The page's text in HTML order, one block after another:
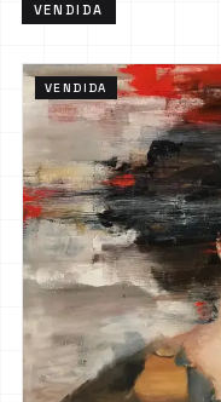
VENDIDA
VENDIDA